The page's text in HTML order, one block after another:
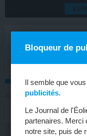
MENU
Bloqueur de
Il semble que
publicités.
Le Journal de
partenaires. Merci
notre site, puis de